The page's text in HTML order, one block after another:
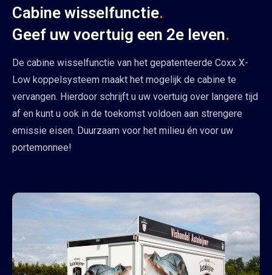
Cabine wisselfunctie.
Geef uw voertuig een 2e leven.
De cabine wisselfunctie van het gepatenteerde Coxx X-
Low koppelsysteem maakt het mogelijk de cabine te
vervangen. Hierdoor schrijft u uw voertuig over langere tijd
af en kunt u ook in de toekomst voldoen aan strengere
emissie eisen. Duurzaam voor het milieu én voor uw
portemonnee!